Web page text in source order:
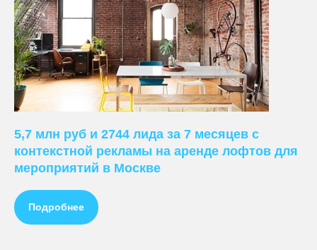
5,7 млн руб и 2744 лида за 7 месяцев с
контекстной рекламы на аренде лофтов для
мероприятий в Москве
Подробнее
ПРЕДЛАГАЕМ
Ведение контекстной рекламы
Настройка контекстной рекламы
Стоимость контекстной рекламы
Заказать контекстную рекламу
Ведение рекламы в Яндекс.Директ
Настройка рекламы в Яндекс.Директ
Стоимость рекламы в Яндекс.Директ